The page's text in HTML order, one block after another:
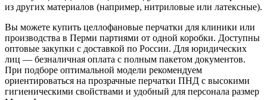
из других материалов (например, нитриловые или латексные).
Вы можете купить целлофановые перчатки для клиники или
производства в Перми партиями от одной коробки. Доступны
оптовые закупки с доставкой по России. Для юридических
лиц — безналичная оплата с полным пакетом документов.
При подборе оптимальной модели рекомендуем
ориентироваться на прозрачные перчатки ПНД с высокими
гигиеническими свойствами и удобный для персонала размер